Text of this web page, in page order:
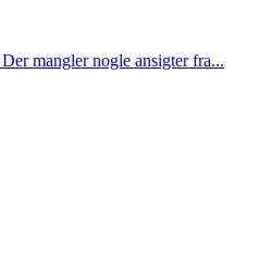
mangler nogle ansigter fra...